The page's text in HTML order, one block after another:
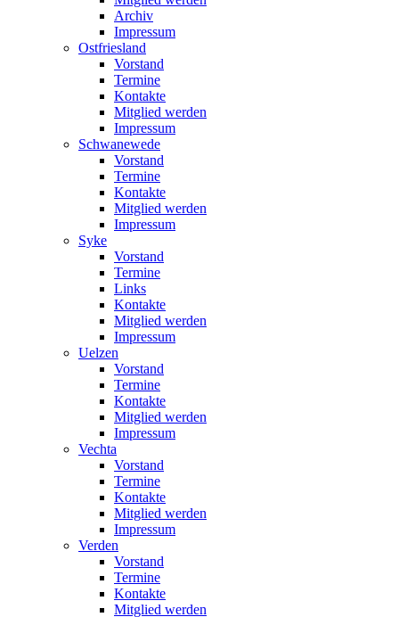
Archiv
Impressum
Ostfriesland
Vorstand
Termine
Kontakte
Mitglied werden
Impressum
Schwanewede
Vorstand
Termine
Kontakte
Mitglied werden
Impressum
Syke
Vorstand
Termine
Links
Kontakte
Mitglied werden
Impressum
Uelzen
Vorstand
Termine
Kontakte
Mitglied werden
Impressum
Vechta
Vorstand
Termine
Kontakte
Mitglied werden
Impressum
Verden
Vorstand
Termine
Kontakte
Mitglied werden